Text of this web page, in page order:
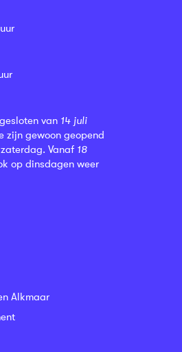
van 14 juli
zijn gewoon geopend
Vanaf 18
op dinsdagen weer
Alkmaar